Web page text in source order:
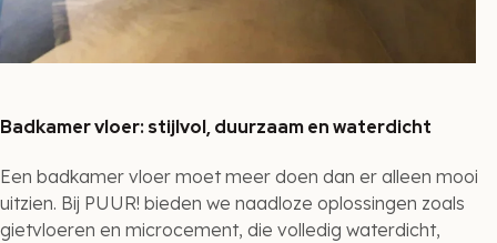
Badkamer vloer: stijlvol, duurzaam en waterdicht
Een badkamer vloer moet meer doen dan er alleen mooi
uitzien. Bij PUUR! bieden we naadloze oplossingen zoals
gietvloeren en microcement, die volledig waterdicht,